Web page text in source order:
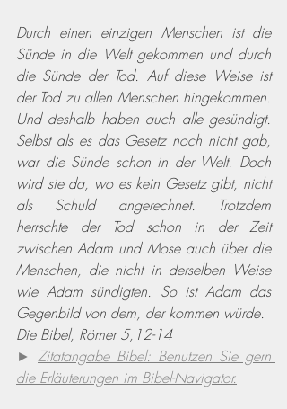
Durch einen einzigen Menschen ist die
Sünde in die Welt gekommen und durch
die Sünde der Tod. Auf diese Weise ist
der Tod zu allen Menschen hingekommen.
Und deshalb haben auch alle gesündigt.
Selbst als es das Gesetz noch nicht gab,
war die Sünde schon in der Welt. Doch
wird sie da, wo es kein Gesetz gibt, nicht
als Schuld angerechnet. Trotzdem
herrschte der Tod schon in der Zeit
zwischen Adam und Mose auch über die
Menschen, die nicht in derselben Weise
wie Adam sündigten. So ist Adam das
Gegenbild von dem, der kommen würde.
Die Bibel, Römer 5,12-14
► Zitatangabe Bibel: Benutzen Sie gern
die Erläuterungen im Bibel-Navigator.